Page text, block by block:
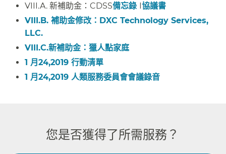
VIII.A. 新補助金：CDSS備忘錄 I協議書
VIII.B. 補助金修改：DXC Technology Services,
LLC.​​
VIII.C.新補助金：獵人點家庭​​
1 月24,2019 行動清單​​
1 月24,2019 人類服務委員會會議錄音​​
您是否獲得了所需服務？​​